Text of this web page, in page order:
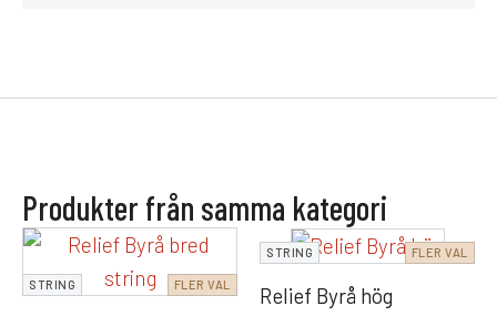
Produkter från samma kategori
STRING FLER VAL
STRING FLER VAL
Relief Byrå hög